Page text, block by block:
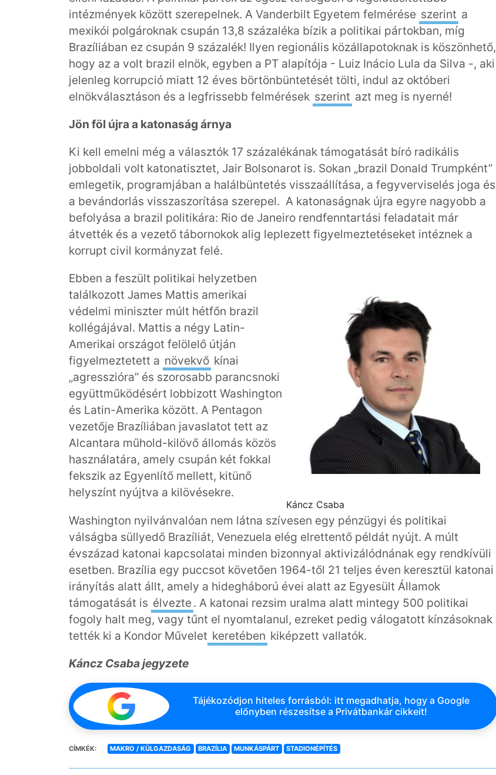
intézmények között szerepelnek. A Vanderbilt Egyetem felmérése szerint a
mexikói polgároknak csupán 13,8 százaléka bízik a politikai pártokban, míg
Brazíliában ez csupán 9 százalék! Ilyen regionális közállapotoknak is köszönhető,
hogy az a volt brazil elnök, egyben a PT alapítója - Luiz Inácio Lula da Silva -, aki
jelenleg korrupció miatt 12 éves börtönbüntetését tölti, indul az októberi
elnökválasztáson és a legfrissebb felmérések szerint azt meg is nyerné!
Jön föl újra a katonaság árnya
Ki kell emelni még a választók 17 százalékának támogatását bíró radikális
jobboldali volt katonatisztet, Jair Bolsonarot is. Sokan „brazil Donald Trumpként”
emlegetik, programjában a halálbüntetés visszaállítása, a fegyverviselés joga és
a bevándorlás visszaszorítása szerepel. A katonaságnak újra egyre nagyobb a
befolyása a brazil politikára: Rio de Janeiro rendfenntartási feladatait már
átvették és a vezető tábornokok alig leplezett figyelmeztetéseket intéznek a
korrupt civil kormányzat felé.
Káncz Csaba
Ebben a feszült politikai helyzetben
találkozott James Mattis amerikai
védelmi miniszter múlt hétfőn brazil
kollégájával. Mattis a négy Latin-
Amerikai országot felölelő útján
figyelmeztetett a növekvő kínai
„agresszióra” és szorosabb parancsnoki
együttműködésért lobbizott Washington
és Latin-Amerika között. A Pentagon
vezetője Brazíliában javaslatot tett az
Alcantara műhold-kilövő állomás közös
használatára, amely csupán két fokkal
fekszik az Egyenlítő mellett, kitünő
helyszínt nyújtva a kilövésekre.
Washington nyilvánvalóan nem látna szívesen egy pénzügyi és politikai
válságba süllyedő Brazíliát, Venezuela elég elrettentő példát nyújt. A múlt
évszázad katonai kapcsolatai minden bizonnyal aktivizálódnának egy rendkívüli
esetben. Brazília egy puccsot követően 1964-től 21 teljes éven keresztül katonai
irányítás alatt állt, amely a hidegháború évei alatt az Egyesült Államok
támogatását is élvezte. A katonai rezsim uralma alatt mintegy 500 politikai
fogoly halt meg, vagy tűnt el nyomtalanul, ezreket pedig válogatott kínzásoknak
tették ki a Kondor Művelet keretében kiképzett vallatók.
Káncz Csaba jegyzete
Tájékozódjon hiteles forrásból: itt megadhatja, hogy a Google
előnyben részesítse a Privátbankár cikkeit!
CÍMKÉK: MAKRO / KÜLGAZDASÁG BRAZÍLIA MUNKÁSPÁRT STADIONÉPÍTÉS